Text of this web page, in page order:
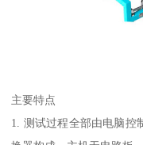
主要特点
1. 测试过程全部由电脑控